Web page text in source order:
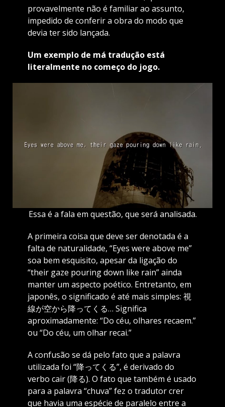
provavelmente não é familiar ao assunto,
impedido de conferir a obra do modo que
devia ter sido lançada.
Um exemplo de má tradução está
literalmente no começo do jogo.
Essa é a fala em questão, que será analisada.
A primeira coisa que deve ser denotada é a
falta de naturalidade, “Eyes were above me”
soa bem esquisito, apesar da ligação do
“their gaze pouring down like rain” ainda
manter um aspecto poético. Entretanto, em
japonês, o significado é até mais simples: 視
線が空から降ってくる… Significa
aproximadamente: “Do céu, olhares recaem.”
ou “Do céu, um olhar recai.”
A confusão se dá pelo fato que a palavra
utilizada foi “降ってくる”, é derivado do
verbo cair (降る). O fato que também é usado
para a palavra “chuva” fez o tradutor crer
que havia uma espécie de paralelo entre a